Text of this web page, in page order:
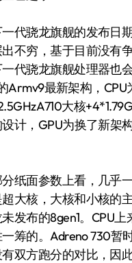
骁龙旗舰的发布日
不穷，基于目前没有
代骁龙旗舰处理器也
Armv9最新架构，CPU
大核
计，GPU为换了新架
面参数上看，几乎一
大核，大核和小核的
发布的8gen1。CPU
筹的。Adreno 730暂
双方跑分的对比，因